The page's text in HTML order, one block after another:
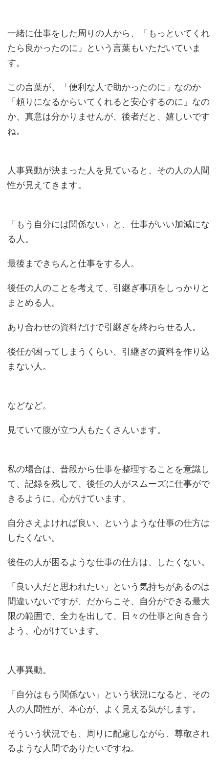
一緒に仕事をした周りの人から、「もっといてくれ
たら良かったのに」という言葉もいただいていま
す。
この言葉が、「便利な人で助かったのに」なのか
「頼りになるからいてくれると安心するのに」なの
か、真意は分かりませんが、後者だと、嬉しいです
ね。
人事異動が決まった人を見ていると、その人の人間
性が見えてきます。
「もう自分には関係ない」と、仕事がいい加減にな
る人。
最後まできちんと仕事をする人。
後任の人のことを考えて、引継ぎ事項をしっかりと
まとめる人。
あり合わせの資料だけで引継ぎを終わらせる人。
後任が困ってしまうくらい、引継ぎの資料を作り込
まない人。
などなど。
見ていて腹が立つ人もたくさんいます。
私の場合は、普段から仕事を整理することを意識し
て、記録を残して、後任の人がスムーズに仕事がで
きるように、心がけています。
自分さえよければ良い、というような仕事の仕方は
したくない。
後任の人が困るような仕事の仕方は、したくない。
「良い人だと思われたい」という気持ちがあるのは
間違いないですが、だからこそ、自分ができる最大
限の範囲で、全力を出して、日々の仕事と向き合う
よう、心がけています。
人事異動。
「自分はもう関係ない」という状況になると、その
人の人間性が、本心が、よく見える気がします。
そういう状況でも、周りに配慮しながら、尊敬され
るような人間でありたいですね。